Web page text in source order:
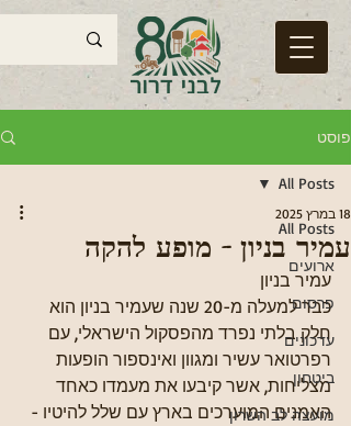
פוסט
All Posts
ארועים
פרסום
עדכונים
ביטחון
מועצה לב השרון
All Posts
עמיר בניון - מופע להקה
18 במרץ 2025
עמיר בניון
כבר למעלה מ-20 שנה שעמיר בניון הוא
חלק בלתי נפרד מהפסקול הישראלי, עם
רפרטואר עשיר ומגוון ואינספור הופעות
מצליחות, אשר קיבעו את מעמדו כאחד
האמנים המוערכים בארץ עם שלל להיטיו -